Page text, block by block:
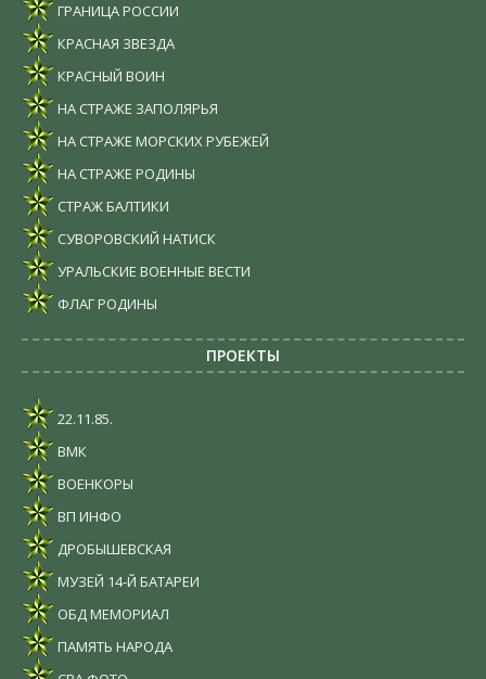
ГРАНИЦА РОССИИ
КРАСНАЯ ЗВЕЗДА
КРАСНЫЙ ВОИН
НА СТРАЖЕ ЗАПОЛЯРЬЯ
НА СТРАЖЕ МОРСКИХ РУБЕЖЕЙ
НА СТРАЖЕ РОДИНЫ
СТРАЖ БАЛТИКИ
СУВОРОВСКИЙ НАТИСК
УРАЛЬСКИЕ ВОЕННЫЕ ВЕСТИ
ФЛАГ РОДИНЫ
ПРОЕКТЫ
22.11.85.
ВМК
ВОЕНКОРЫ
ВП ИНФО
ДРОБЫШЕВСКАЯ
МУЗЕЙ 14-Й БАТАРЕИ
ОБД МЕМОРИАЛ
ПАМЯТЬ НАРОДА